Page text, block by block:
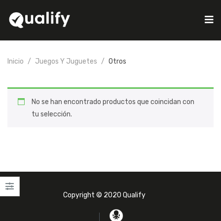
Inicio Juegos Y Juguetes Otros
No se han encontrado productos que coincidan con
tu selección.
Copyright © 2020 Qualify